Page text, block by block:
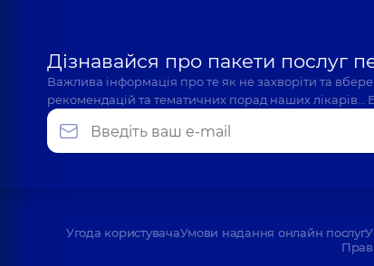
Дізнавайся про пакети послуг
Важлива інформація про те як не захворіти та
рекомендацій та тематичних порад наших лікарів…
Угода користувачаУмови надання онлайн послуг